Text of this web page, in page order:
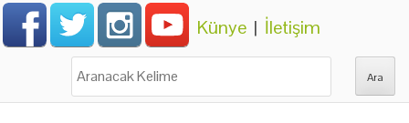
Künye | İletişim